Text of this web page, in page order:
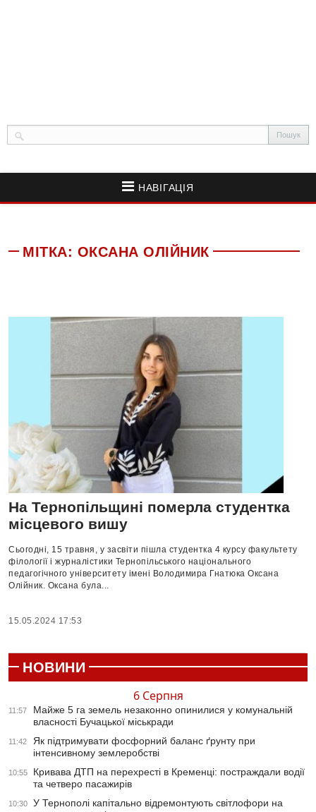
НАВІГАЦІЯ
МІТКА: ОКСАНА ОЛІЙНИК
На Тернопільщині померла студентка
місцевого вишу
Сьогодні, 15 травня, у засвіти пішла студентка 4 курсу факультету
філології і журналістики Тернопільського національного
педагогічного університету імені Володимира Гнатюка Оксана
Олійник. Оксана була...
15.05.2024 17:53
НОВИНИ
6 Серпня
11:57
Майже 5 га земель незаконно опинилися у комунальній
власності Бучацької міськради
11:42
Як підтримувати фосфорний баланс ґрунту при
інтенсивному землеробстві
10:55
Кривава ДТП на перехресті в Кременці: постраждали водії
та четверо пасажирів
10:30
У Тернополі капітально відремонтують світлофори на